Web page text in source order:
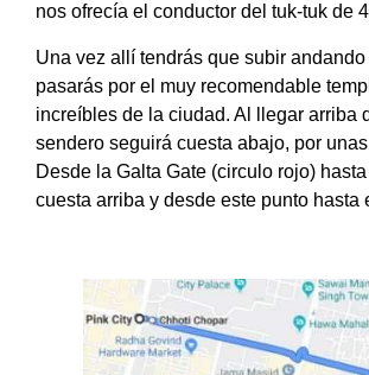
nos ofrecía el conductor del tuk-tuk de
Una vez allí tendrás que subir
pasarás por el muy recomendable
increíbles de la ciudad. Al llegar arriba
sendero seguirá cuesta abajo, por
Desde la Galta Gate (circulo rojo)
cuesta arriba y desde este punto